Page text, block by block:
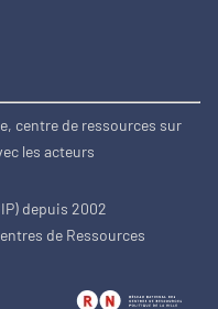
centre de ressources sur
les acteurs
depuis 2002
de Ressources